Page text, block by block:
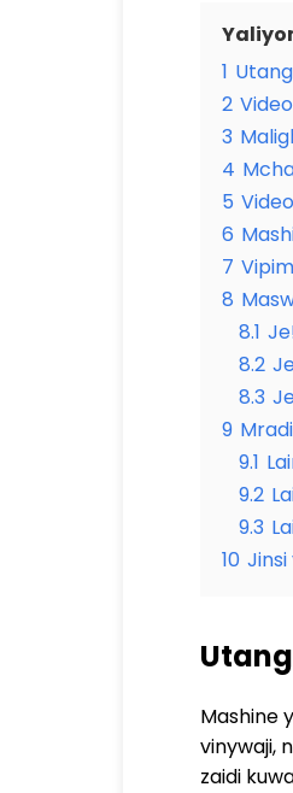
1
2
3
4
5
6
7
8
8.1
8.2
8.3
9
9.1
9.2
9.3
10 Jinsi
Mashine
vinywaji,
zaidi